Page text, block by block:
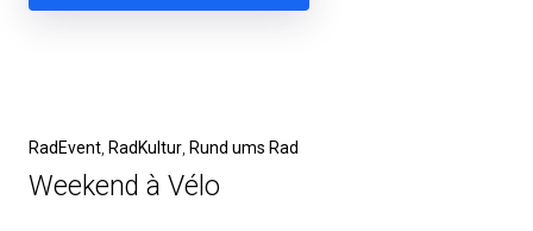
Vorheriger
Beitrag
RadEvent RadKultur Rund ums Rad
Weekend à Vélo